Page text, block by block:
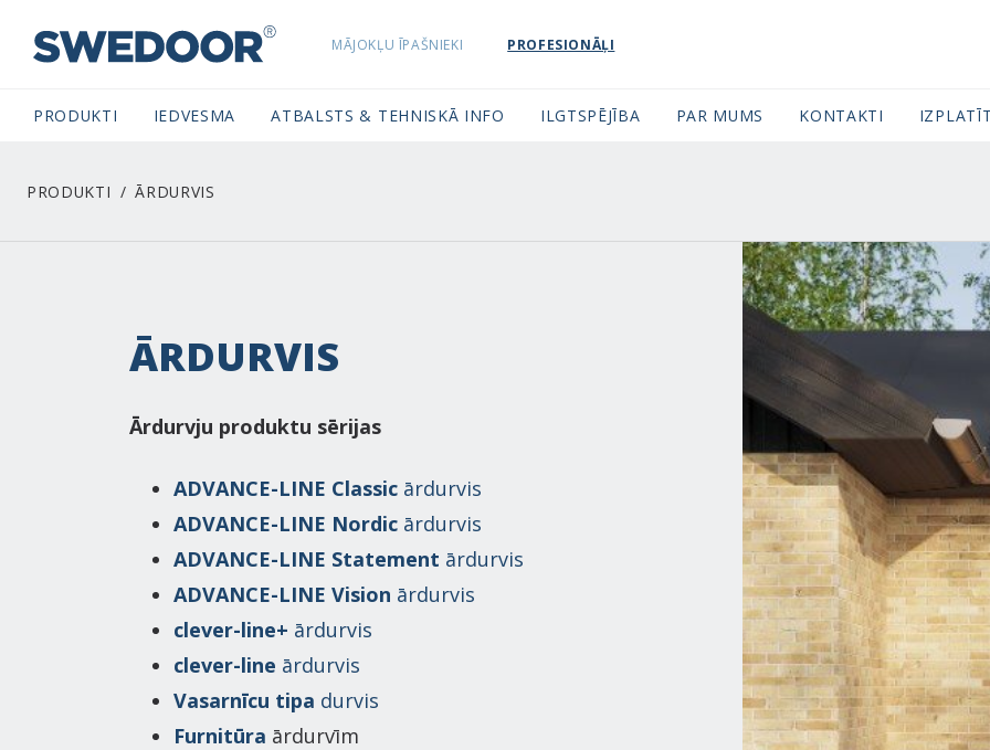
SWEDOORLATVIA NAVIGATION
MĀJOKĻU ĪPAŠNIEKI PROFESIONĀĻI
PRODUKTI IEDVESMA ATBALSTS & TEHNISKĀ INFO ILGTSPĒJĪBA PAR MUMS KONTAKTI
PRODUKTI ĀRDURVIS
ĀRDURVIS
Ārdurvju produktu sērijas
ADVANCE-LINE Classic ārdurvis
ADVANCE-LINE Nordic ārdurvis
ADVANCE-LINE Statement ārdurvis
ADVANCE-LINE Vision ārdurvis
clever-line+ ārdurvis
clever-line ārdurvis
Vasarnīcu tipa durvis
Furnitūra ārdurvīm